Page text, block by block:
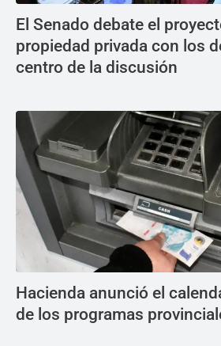
El Senado debate el
propiedad privada con los
centro de la discusión
Hacienda anunció el
de los programas